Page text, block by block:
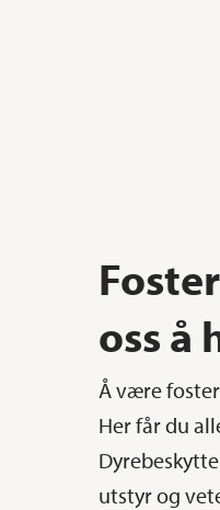
oss å
Å være
Her får du
utstyr og